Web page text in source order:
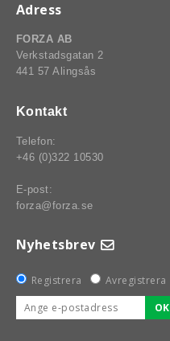
Adress
FORZA AB
Verkstadsgatan 2
441 57 Alingsås
Kontakt
Telefon:
+46 (0)322 10530
E-post:
forza@forza.se
Nyhetsbrev
Registrera
Avregistrera
OK